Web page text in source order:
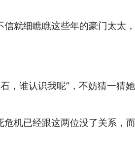
就细瞧瞧这些年的豪门太太
，谁认识我呢”，不妨猜一猜
机已经跟这两位没了关系，